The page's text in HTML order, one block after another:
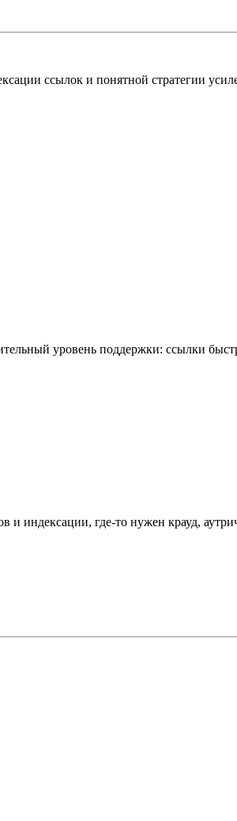
ссылок и понятной стратегии
уровень поддержки: ссылки
индексации, где-то нужен крауд,